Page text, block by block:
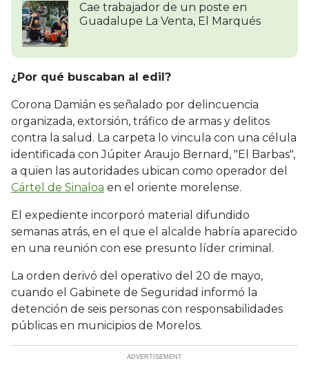
Cae trabajador de un poste en
Guadalupe La Venta, El Marqués
¿Por qué buscaban al edil?
Corona Damián es señalado por delincuencia
organizada, extorsión, tráfico de armas y delitos
contra la salud. La carpeta lo vincula con una célula
identificada con Júpiter Araujo Bernard, "El Barbas",
a quien las autoridades ubican como operador del
Cártel de Sinaloa en el oriente morelense.
El expediente incorporó material difundido
semanas atrás, en el que el alcalde habría aparecido
en una reunión con ese presunto líder criminal.
La orden derivó del operativo del 20 de mayo,
cuando el Gabinete de Seguridad informó la
detención de seis personas con responsabilidades
públicas en municipios de Morelos.